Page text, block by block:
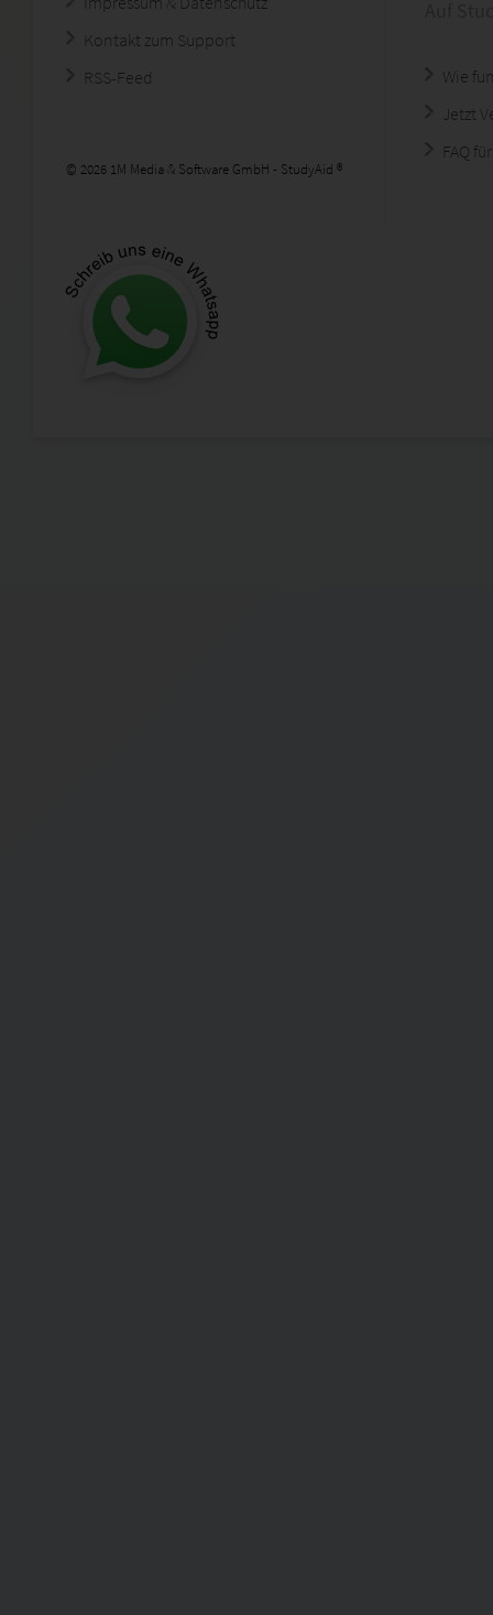
Kontakt zum Support
RSS-Feed
© 2026 1M Media & Software GmbH - StudyAid ®
Wie
Jetzt
FAQ